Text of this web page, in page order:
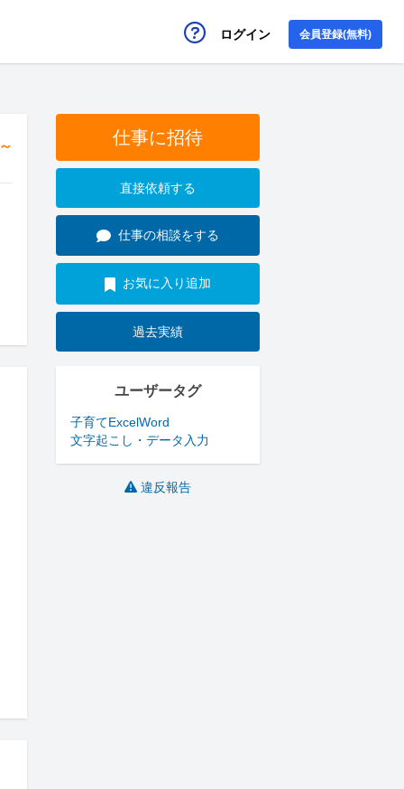
ログイン 会員登録(無料)
仕事に招待
直接依頼する
仕事の相談をする
お気に入り追加
過去実績
ユーザータグ
子育てExcelWord
文字起こし・データ入力
違反報告